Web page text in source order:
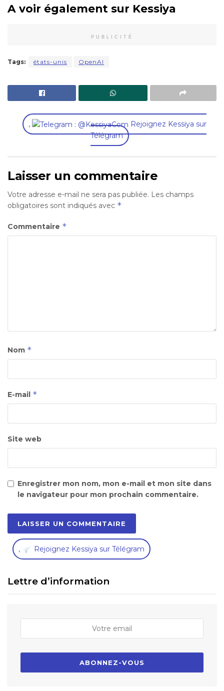
A voir également sur Kessiya
PUBLICITÉ
Tags: états-unis OpenAI
,
Rejoignez Kessiya sur
Télégram
Laisser un commentaire
Votre adresse e-mail ne sera pas publiée. Les champs
obligatoires sont indiqués avec *
Commentaire *
Nom *
E-mail *
Site web
Enregistrer mon nom, mon e-mail et mon site dans
le navigateur pour mon prochain commentaire.
, Rejoignez Kessiya sur Télégram
Lettre d’information